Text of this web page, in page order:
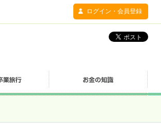
ログイン・会員登録